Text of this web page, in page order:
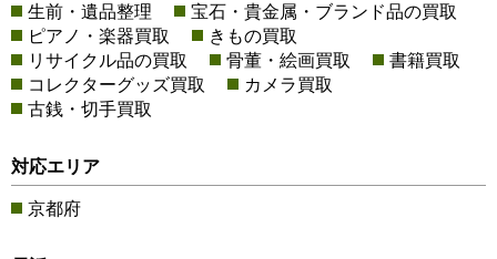
生前・遺品整理
宝石・貴金属・ブランド品の買取
ピアノ・楽器買取
きもの買取
リサイクル品の買取
骨董・絵画買取
書籍買取
コレクターグッズ買取
カメラ買取
古銭・切手買取
対応エリア
京都府